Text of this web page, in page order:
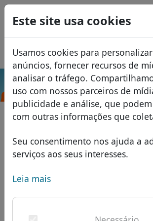
Este site usa cookies
Usamos cookies para
anúncios, fornecer recursos de
analisar o tráfego.
uso com nossos parceiros de
publicidade e análise, que
com outras informações que
Seu consentimento nos ajuda a
serviços aos seus interesses.
Leia mais
Domínios
Banco de dados de
domínios africanos
domínios asiáticos
domínios europeus
Lista de preços
Descontos
Transferir
Pesquisar
Serviços
FAQ
USD
EUR
GBP
Español
Français
Italiano
Română
Eesti